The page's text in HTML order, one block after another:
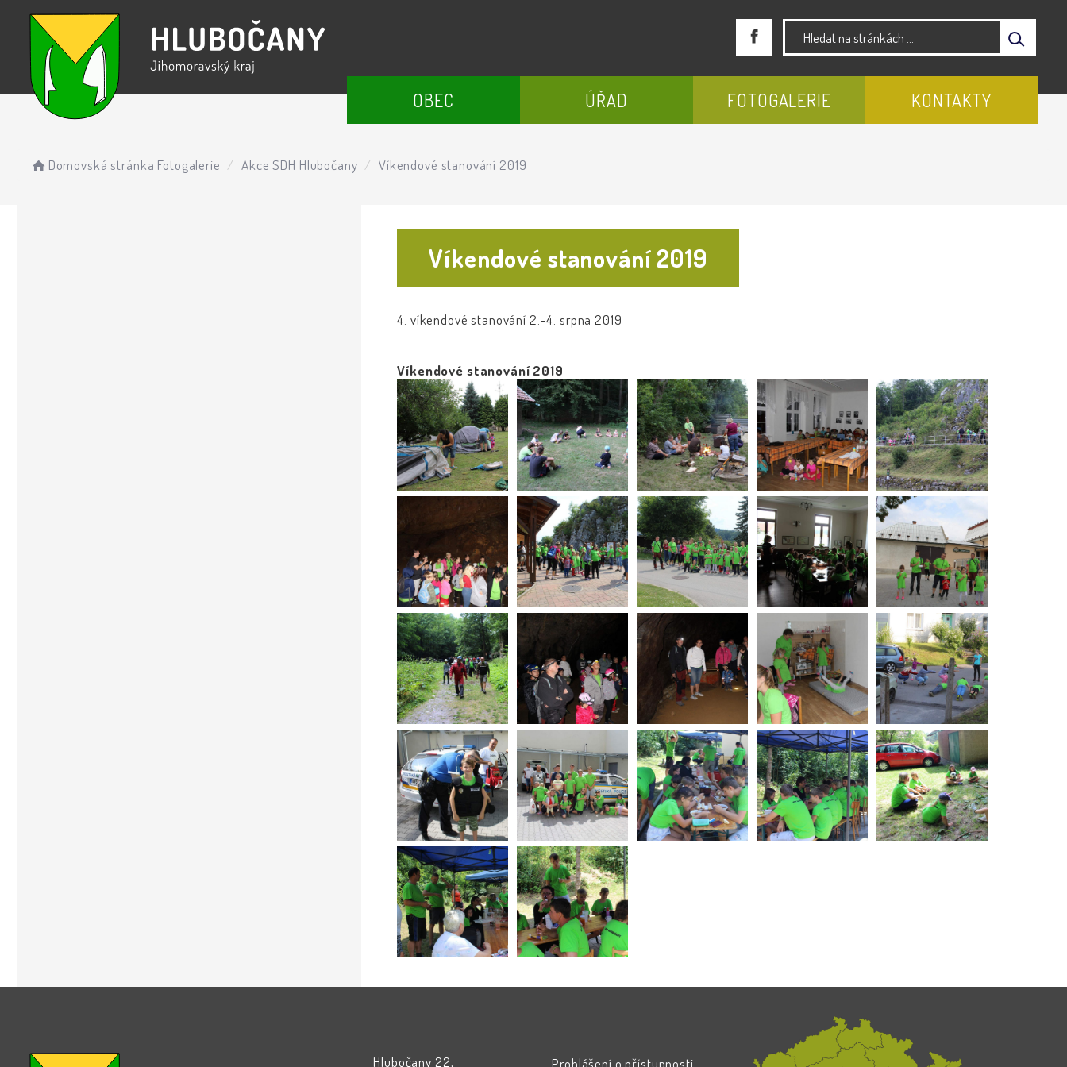
OBEC ÚŘAD FOTOGALERIE KONTAKTY
Domovská stránka Fotogalerie Akce SDH Hlubočany Víkendové stanování 2019
Víkendové stanování 2019
4. víkendové stanování 2.-4. srpna 2019
Víkendové stanování 2019
Hlubočany 22, Prohlášení o přístupnosti